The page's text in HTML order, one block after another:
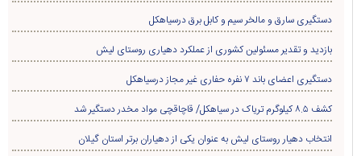
دستگیری سارق و مالخر سیم و کابل برق درسیاهکل
بازدید و تقدیر مسئولین کشوری از عملکرد دهیاری روستای لیش
دستگیری اعضای باند ۷ نفره حفاری غير مجاز درسیاهکل
کشف ۸.۵ کیلوگرم تریاک در سیاهکل/ قاچاقچی مواد مخدر دستگیر شد
انتخاب دهیار روستای لیش به عنوان یکی از دهیاران برتر استان گیلان